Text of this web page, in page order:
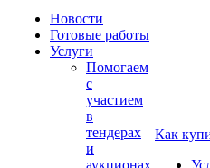
Новости
Готовые работы
Услуги
Помогаем
с
участием
в
тендерах
и
аукционах
Как